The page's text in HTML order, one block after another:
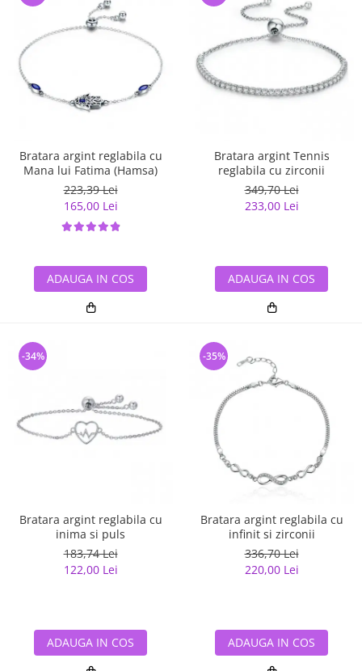
Bratara argint reglabila cu
Mana lui Fatima (Hamsa)
223,39 Lei
165,00 Lei
ADAUGA IN COS
Bratara argint Tennis
reglabila cu zirconii
349,70 Lei
233,00 Lei
ADAUGA IN COS
Bratara argint reglabila cu
inima si puls
183,74 Lei
122,00 Lei
-34%
ADAUGA IN COS
Bratara argint reglabila cu
infinit si zirconii
336,70 Lei
220,00 Lei
-35%
ADAUGA IN COS